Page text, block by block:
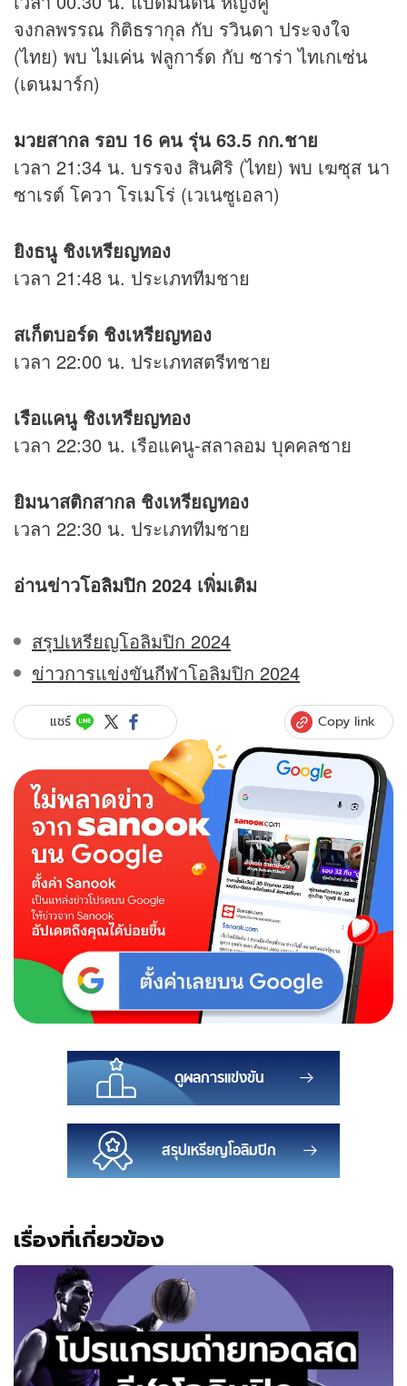
จงกลพรรณ กิติธรากุล กับ รวินดา ประจงใจ
(ไทย) พบ ไมเค่น ฟลูการ์ด กับ ซาร่า ไทเกเซ่น
(เดนมาร์ก)
มวยสากล รอบ 16 คน รุ่น 63.5 กก.ชาย
เวลา 21:34 น. บรรจง สินศิริ (ไทย) พบ เฆซุส นา
ซาเรต์ โควา โรเมโร่ (เวเนซูเอลา)
ยิงธนู ชิงเหรียญทอง
เวลา 21:48 น. ประเภททีมชาย
สเก็ตบอร์ด ชิงเหรียญทอง
เวลา 22:00 น. ประเภทสตรีทชาย
เรือแคนู ชิงเหรียญทอง
เวลา 22:30 น. เรือแคนู-สลาลอม บุคคลชาย
ยิมนาสติกสากล ชิงเหรียญทอง
เวลา 22:30 น. ประเภททีมชาย
อ่านข่าวโอลิมปิก 2024 เพิ่มเติม
สรุปเหรียญโอลิมปิก 2024
ข่าวการแข่งขันกีฬาโอลิมปิก 2024
แชร์ Copy link
ดูผลการแข่งขัน
สรุปเหรียญโอลิมปิก
เรื่องที่เกี่ยวข้อง